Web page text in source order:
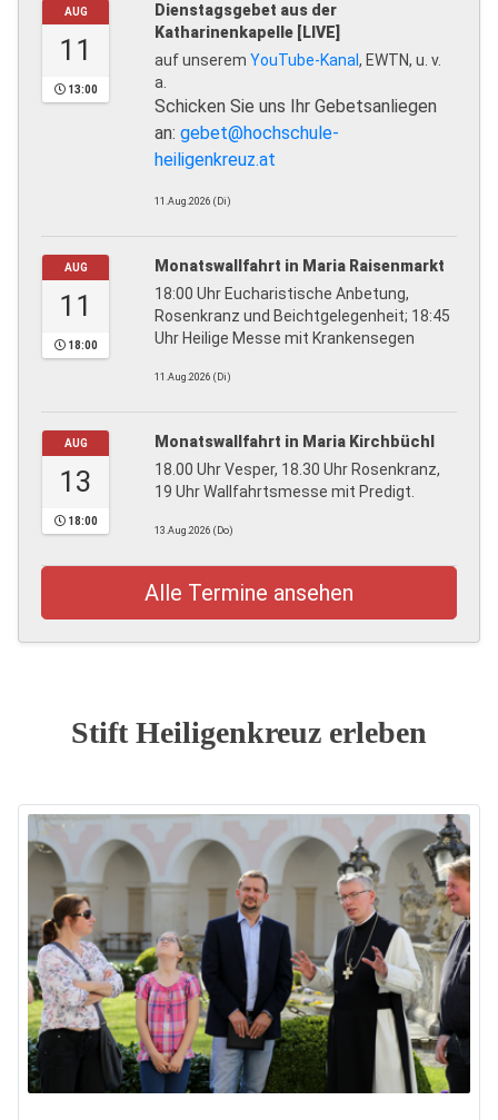
AUG
11
13:00
Dienstagsgebet aus der
Katharinenkapelle [LIVE]
auf unserem YouTube-Kanal, EWTN, u. v.
a.
Schicken Sie uns Ihr Gebetsanliegen
an: gebet@hochschule-
heiligenkreuz.at
11.Aug.2026 (Di)
AUG
11
18:00
Monatswallfahrt in Maria Raisenmarkt
18:00 Uhr Eucharistische Anbetung,
Rosenkranz und Beichtgelegenheit; 18:45
Uhr Heilige Messe mit Krankensegen
11.Aug.2026 (Di)
AUG
13
18:00
Monatswallfahrt in Maria Kirchbüchl
18.00 Uhr Vesper, 18.30 Uhr Rosenkranz,
19 Uhr Wallfahrtsmesse mit Predigt.
13.Aug.2026 (Do)
Alle Termine ansehen
Stift Heiligenkreuz erleben